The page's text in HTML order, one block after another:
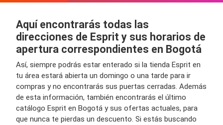
Aquí encontrarás todas las
direcciones de Esprit y sus horarios de
apertura correspondientes en Bogotá
Así, siempre podrás estar enterado si la tienda Esprit en
tu área estará abierta un domingo o una tarde para ir
compras y no encontrarás sus puertas cerradas. Además
de esta información, también encontrarás el último
catálogo Esprit en Bogotá y sus ofertas actuales, para
que nunca te pierdas un descuento. Si estás buscando